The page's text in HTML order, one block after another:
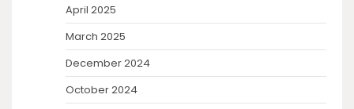
April 2025
March 2025
December 2024
October 2024